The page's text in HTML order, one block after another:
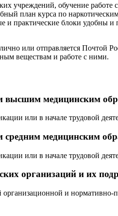
учреждений, обучение
план курса по
и практические блоки удобны
или отправляется Почтой
веществам и работе с ними.
высшим медицинским
или в начале трудовой
средним медицинским
или в начале трудовой
организаций и их
организационной и